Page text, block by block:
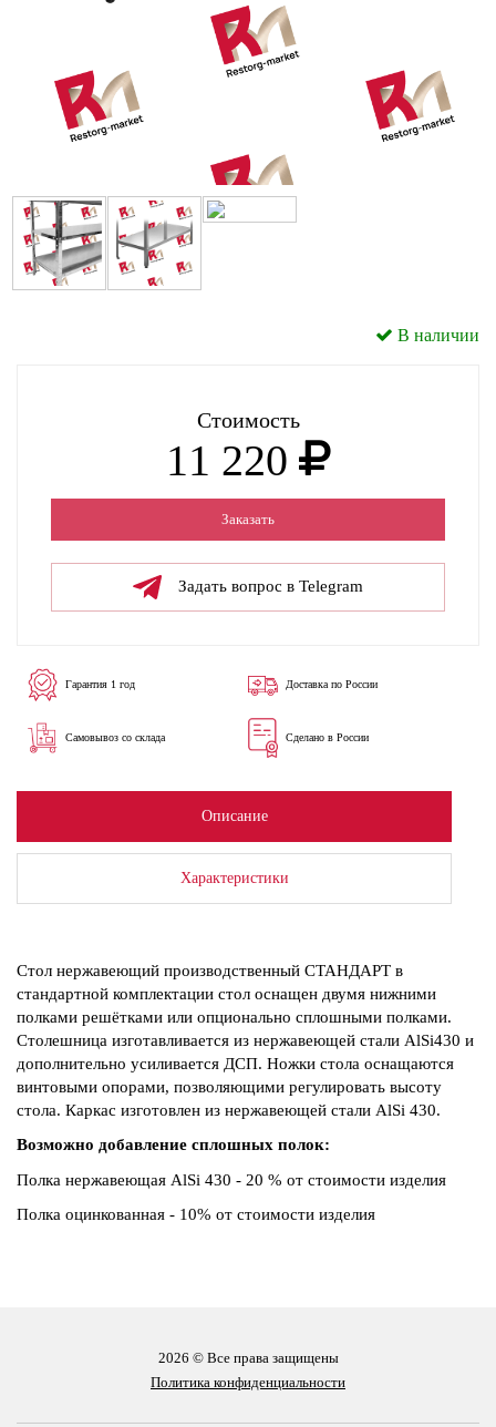
В наличии
Стоимость
11 220
Заказать
Задать вопрос в Telegram
Гарантия 1 год Доставка по России
Самовывоз со склада Сделано в России
Описание
Характеристики
Стол нержавеющий производственный СТАНДАРТ в
стандартной комплектации стол оснащен двумя нижними
полками решётками или опционально сплошными полками.
Столешница изготавливается из нержавеющей стали AlSi430 и
дополнительно усиливается ДСП. Ножки стола оснащаются
винтовыми опорами, позволяющими регулировать высоту
стола. Каркас изготовлен из нержавеющей стали AlSi 430.
Возможно добавление сплошных полок:
Полка нержавеющая AlSi 430 - 20 % от стоимости изделия
Полка оцинкованная - 10% от стоимости изделия
2026 © Все права защищены
Политика конфиденциальности